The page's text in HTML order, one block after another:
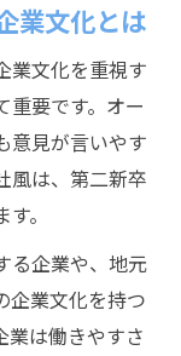
業文化とは
業文化を重視す
重要です。オー
意見が言いやす
風は、第二新卒
。
る企業や、地元
企業文化を持つ
業は働きやすさ